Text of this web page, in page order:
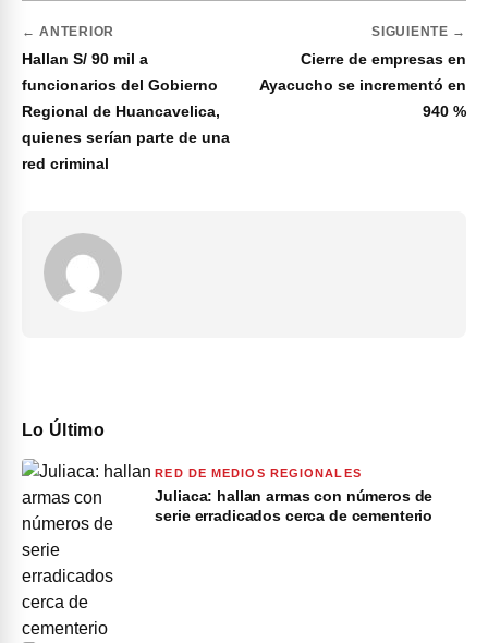
← ANTERIOR
Hallan S/ 90 mil a
funcionarios del Gobierno
Regional de Huancavelica,
quienes serían parte de una
red criminal
SIGUIENTE →
Cierre de empresas en
Ayacucho se incrementó en
940 %
Lo Último
RED DE MEDIOS REGIONALES
Juliaca: hallan armas con números de
serie erradicados cerca de cementerio